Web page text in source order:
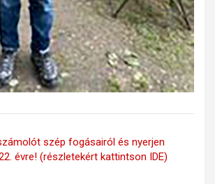
szép fogásairól és nyerjen
évre! (részletekért kattintson IDE)